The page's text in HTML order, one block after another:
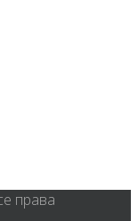
права